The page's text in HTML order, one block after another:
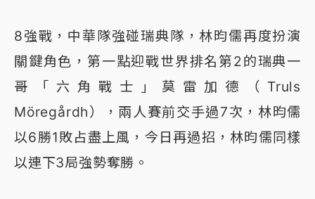
8強戰，中華隊強碰瑞典隊，林昀儒再度扮演
關鍵角色，第一點迎戰世界排名第2的瑞典一
哥「六角戰士」莫雷加德（Truls
Möregårdh），兩人賽前交手過7次，林昀儒
以6勝1敗占盡上風，今日再過招，林昀儒同樣
以連下3局強勢奪勝。